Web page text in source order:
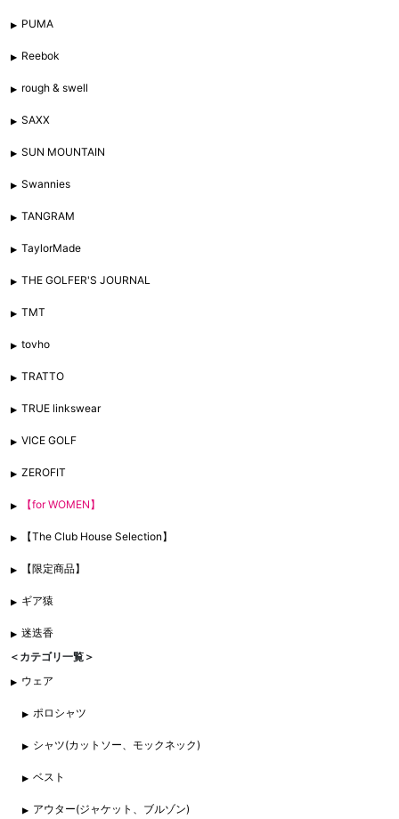
PUMA
Reebok
rough & swell
SAXX
SUN MOUNTAIN
Swannies
TANGRAM
TaylorMade
THE GOLFER'S JOURNAL
TMT
tovho
TRATTO
TRUE linkswear
VICE GOLF
ZEROFIT
【for WOMEN】
【The Club House Selection】
【限定商品】
ギア猿
迷迭香
＜カテゴリ一覧＞
ウェア
ポロシャツ
シャツ(カットソー、モックネック)
ベスト
アウター(ジャケット、ブルゾン)